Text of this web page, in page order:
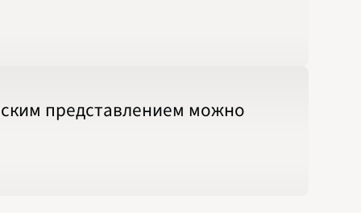
представлением можно